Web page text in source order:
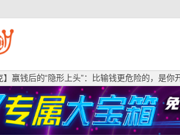
】赢钱后的“隐形上头”：比输钱更危险的，是你